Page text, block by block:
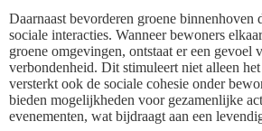
Daarnaast bevorderen groene binnenhoven
sociale interacties. Wanneer bewoners
groene omgevingen, ontstaat er een gevoel
verbondenheid. Dit stimuleert niet alleen
versterkt ook de sociale cohesie onder
bieden mogelijkheden voor gezamenlijke
evenementen, wat bijdraagt aan een